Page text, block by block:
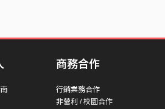
商務合作
行銷業務合作
非營利 / 校園合作